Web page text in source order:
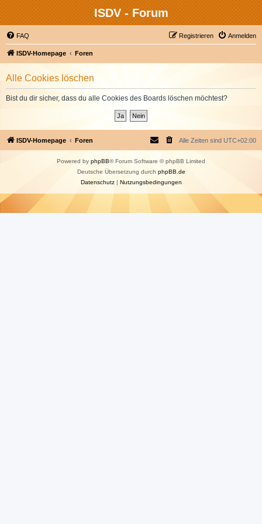
ISDV - Forum
FAQ Anmelden
Registrieren
ISDV-Homepage Foren
Alle Cookies löschen
Bist du dir sicher, dass du alle Cookies des Boards löschen möchtest?
ISDV-Homepage Foren Alle Zeiten sind UTC+02:00
Powered by phpBB® Forum Software © phpBB Limited
Deutsche Übersetzung durch phpBB.de
Datenschutz| Nutzungsbedingungen